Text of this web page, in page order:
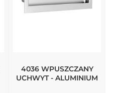
4036 WPUSZCZANY
UCHWYT - ALUMINIUM